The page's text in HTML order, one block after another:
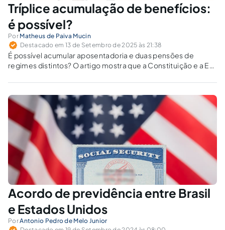
Tríplice acumulação de benefícios:
é possível?
Por Matheus de Paiva Mucin
Destacado em 13 de Setembro de 2025 às 21:38
É possível acumular aposentadoria e duas pensões de
regimes distintos? O artigo mostra que a Constituição e a EC
Acordo de previdência entre Brasil
e Estados Unidos
PorAntonio Pedro de Melo Junior